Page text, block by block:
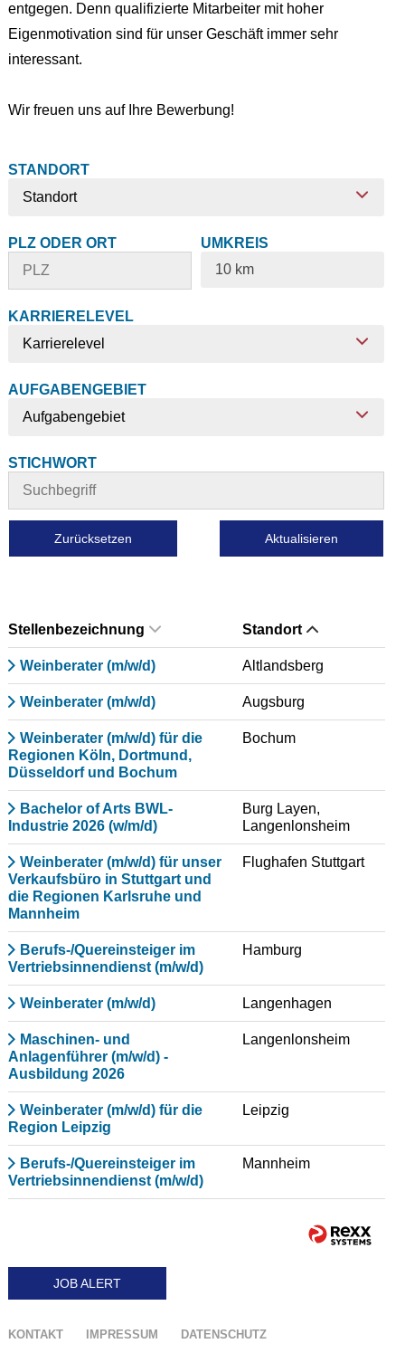
entgegen. Denn qualifizierte Mitarbeiter mit hoher
Eigenmotivation sind für unser Geschäft immer sehr
interessant.
Wir freuen uns auf Ihre Bewerbung!
STANDORT
Standort
PLZ ODER ORT
UMKREIS
10 km
KARRIERELEVEL
Karrierelevel
AUFGABENGEBIET
Aufgabengebiet
STICHWORT
Zurücksetzen Aktualisieren
Stellenbezeichnung Standort
Weinberater (m/w/d) Altlandsberg
Weinberater (m/w/d) Augsburg
Weinberater (m/w/d) für die
Regionen Köln, Dortmund,
Düsseldorf und Bochum
Bochum
Bachelor of Arts BWL-
Industrie 2026 (w/m/d)
Burg Layen,
Langenlonsheim
Weinberater (m/w/d) für unser
Verkaufsbüro in Stuttgart und
die Regionen Karlsruhe und
Mannheim
Flughafen Stuttgart
Berufs-/Quereinsteiger im
Vertriebsinnendienst (m/w/d)
Hamburg
Weinberater (m/w/d) Langenhagen
Maschinen- und
Anlagenführer (m/w/d) -
Ausbildung 2026
Langenlonsheim
Weinberater (m/w/d) für die
Region Leipzig
Leipzig
Berufs-/Quereinsteiger im
Vertriebsinnendienst (m/w/d)
Mannheim
JOB ALERT
KONTAKT IMPRESSUM DATENSCHUTZ